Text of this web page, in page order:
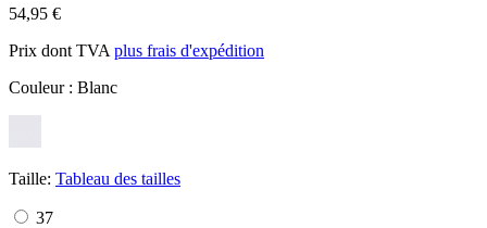
54,95 €
Prix dont TVA plus frais d'expédition
Couleur : Blanc
Taille: Tableau des tailles
37